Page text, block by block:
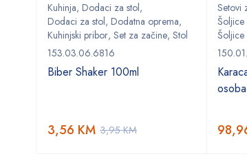
Kuhinja, Dodaci za stol,
Dodaci za stol, Dodatna oprema,
Kuhinjski pribor, Set za začine, Stol
153.03.06.6816
Biber Shaker 100ml
3,95KM
3,56 KM
Setovi
Šoljice
Šoljice